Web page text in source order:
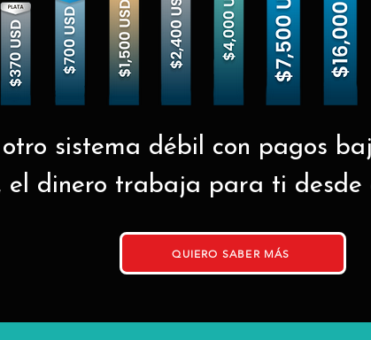
sistema débil con pagos
el dinero trabaja para ti desde
QUIERO SABER MÁS